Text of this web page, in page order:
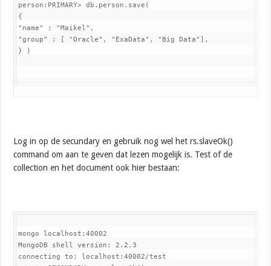
person:PRIMARY> db.person.save(
{
"name" : "Maikel",
"group" : [ "Oracle", "ExaData", "Big Data"],
} )
Log in op de secundary en gebruik nog wel het rs.slaveOk()
command om aan te geven dat lezen mogelijk is. Test of de
collection en het document ook hier bestaan:
mongo localhost:40002
MongoDB shell version: 2.2.3
connecting to: localhost:40002/test